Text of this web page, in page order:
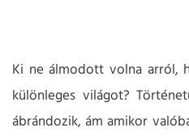
Ki ne álmodott volna arról,
különleges világot?
ábrándozik, ám amikor